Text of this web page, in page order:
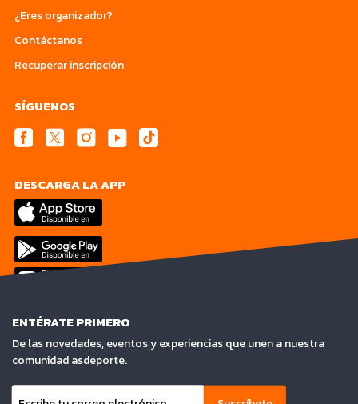
¿Eres organizador?
Contáctanos
Recuperar inscripción
SÍGUENOS
DESCARGA LA APP
ENTÉRATE PRIMERO
De las novedades, eventos y experiencias que unen a nuestra
comunidad asdeporte.